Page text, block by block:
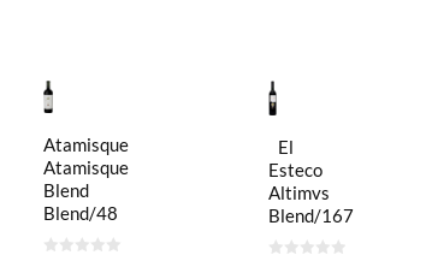
Atamisque
Atamisque
Blend
Blend/48
El
Esteco
Altimvs
Blend/167